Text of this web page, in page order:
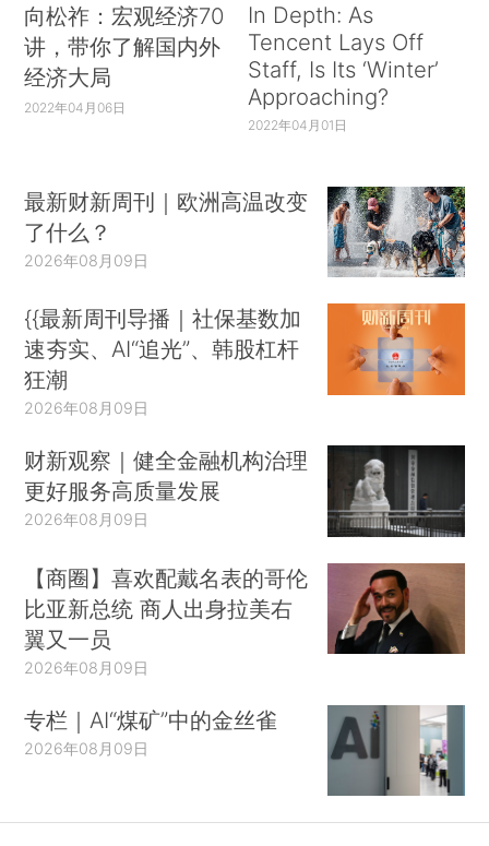
向松祚：宏观经济70
讲，带你了解国内外
经济大局
2022年04月06日
In Depth: As
Tencent Lays Off
Staff, Is Its ‘Winter’
Approaching?
2022年04月01日
最新财新周刊｜欧洲高温改变
了什么？
2026年08月09日
{{最新周刊导播｜社保基数加
速夯实、AI“追光”、韩股杠杆
狂潮
2026年08月09日
财新观察｜健全金融机构治理
更好服务高质量发展
2026年08月09日
【商圈】喜欢配戴名表的哥伦
比亚新总统 商人出身拉美右
翼又一员
2026年08月09日
专栏｜AI“煤矿”中的金丝雀
2026年08月09日